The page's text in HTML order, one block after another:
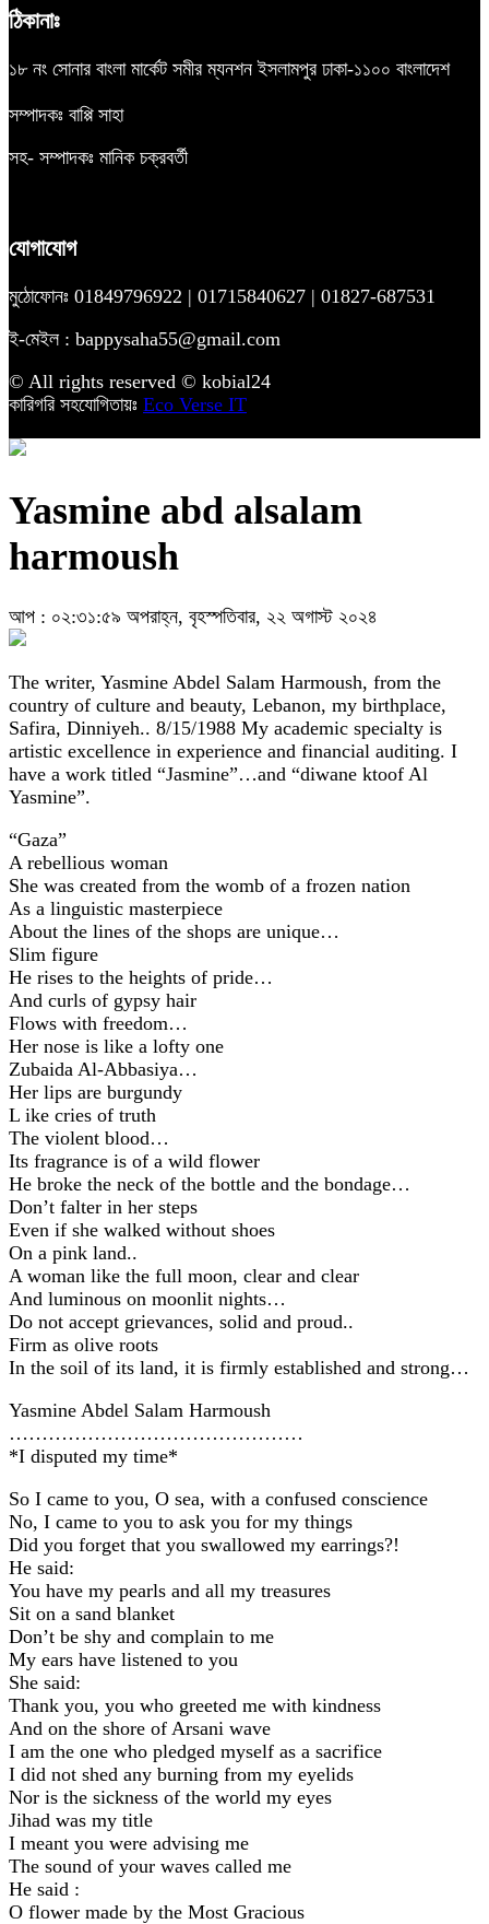
ঠিকানাঃ
১৮ নং সোনার বাংলা মার্কেট সমীর ম্যনশন ইসলামপুর ঢাকা-১১০০ বাংলাদেশ
সম্পাদকঃ বাপ্পি সাহা
সহ- সম্পাদকঃ মানিক চক্রবর্তী
যোগাযোগ
মুঠোফোনঃ 01849796922 | 01715840627 | 01827-687531
ই-মেইল : bappysaha55@gmail.com
© All rights reserved © kobial24
কারিগরি সহযোগিতায়ঃ Eco Verse IT
Yasmine abd alsalam
harmoush
আপ : ০২:৩১:৫৯ অপরাহ্ন, বৃহস্পতিবার, ২২ অগাস্ট ২০২৪
The writer, Yasmine Abdel Salam Harmoush, from the
country of culture and beauty, Lebanon, my birthplace,
Safira, Dinniyeh.. 8/15/1988 My academic specialty is
artistic excellence in experience and financial auditing. I
have a work titled “Jasmine”…and “diwane ktoof Al
Yasmine”.
“Gaza”
A rebellious woman
She was created from the womb of a frozen nation
As a linguistic masterpiece
About the lines of the shops are unique…
Slim figure
He rises to the heights of pride…
And curls of gypsy hair
Flows with freedom…
Her nose is like a lofty one
Zubaida Al-Abbasiya…
Her lips are burgundy
L ike cries of truth
The violent blood…
Its fragrance is of a wild flower
He broke the neck of the bottle and the bondage…
Don’t falter in her steps
Even if she walked without shoes
On a pink land..
A woman like the full moon, clear and clear
And luminous on moonlit nights…
Do not accept grievances, solid and proud..
Firm as olive roots
In the soil of its land, it is firmly established and strong…
Yasmine Abdel Salam Harmoush
………………………………………
*I disputed my time*
So I came to you, O sea, with a confused conscience
No, I came to you to ask you for my things
Did you forget that you swallowed my earrings?!
He said:
You have my pearls and all my treasures
Sit on a sand blanket
Don’t be shy and complain to me
My ears have listened to you
She said:
Thank you, you who greeted me with kindness
And on the shore of Arsani wave
I am the one who pledged myself as a sacrifice
I did not shed any burning from my eyelids
Nor is the sickness of the world my eyes
Jihad was my title
I meant you were advising me
The sound of your waves called me
He said :
O flower made by the Most Gracious